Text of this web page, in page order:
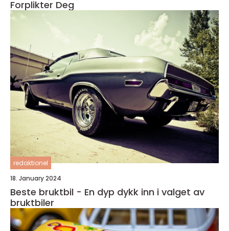
Forplikter Deg
redaktionel
18. January 2024
Beste bruktbil - En dyp dykk inn i valget av
bruktbiler